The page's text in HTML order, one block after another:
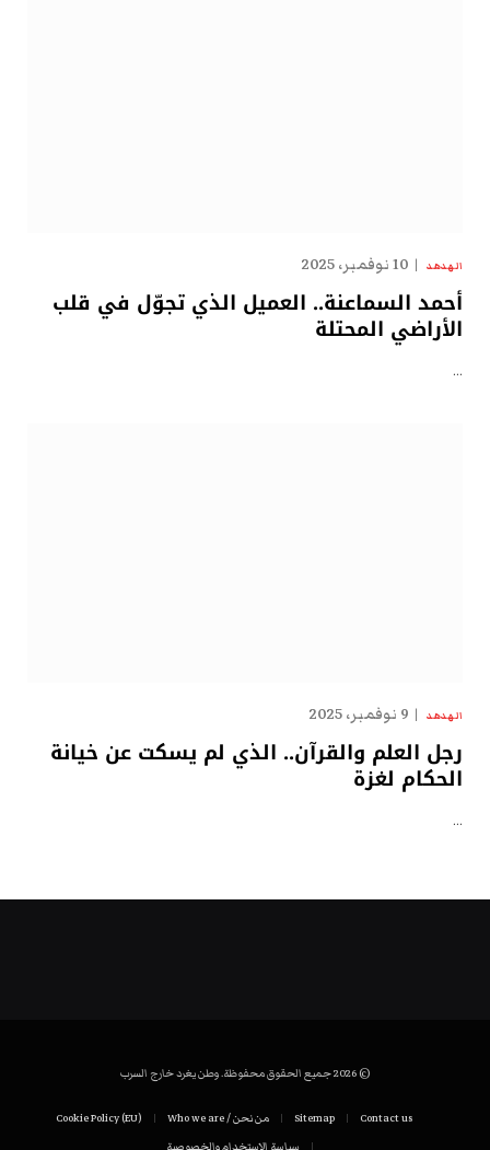
الهدهد 10 نوفمبر، 2025
أحمد السماعنة.. العميل الذي تجوّل في قلب
الأراضي المحتلة
…
الهدهد 9 نوفمبر، 2025
رجل العلم والقرآن.. الذي لم يسكت عن خيانة
الحكام لغزة
…
© 2026 جميع الحقوق محفوظة. وطن يغرد خارج السرب
Contact us
Sitemap من نحن / Who we are
Cookie Policy (EU)